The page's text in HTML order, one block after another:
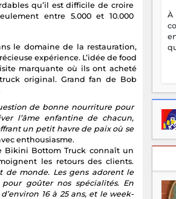
qu’il est difficile de croire
entre 5.000 et 10.000
le domaine de la restauration,
expérience. L’idée de food
marquante où ils ont acheté
original. Grand fan de Bob
de bonne nourriture pour
l’âme enfantine de chacun,
un petit havre de paix où se
enthousiasme.
Bikini Bottom Truck connaît un
les retours des clients.
de monde. Les gens adorent le
goûter nos spécialités. En
16 à 25 ans, et le week-